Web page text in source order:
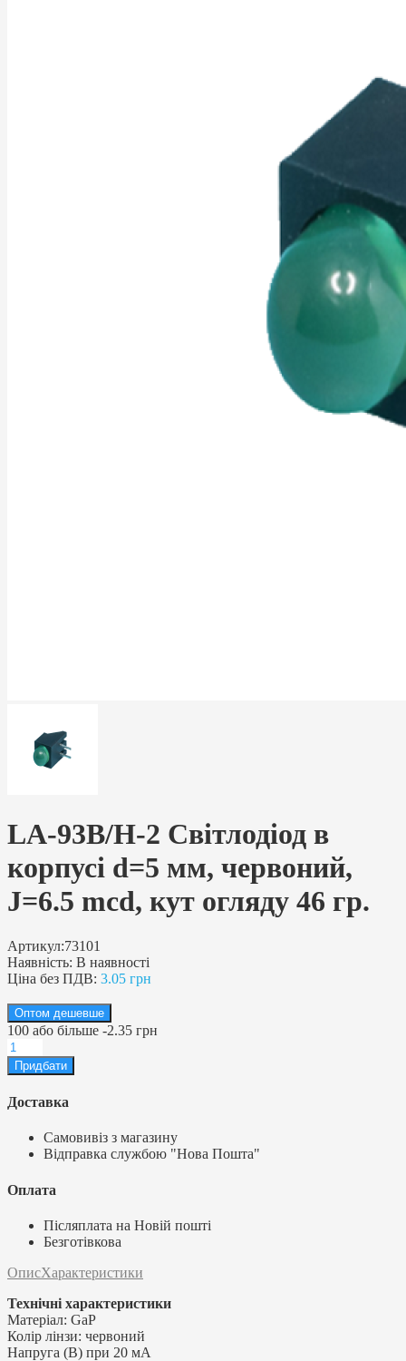
LA-93B/H-2 Світлодіод в
корпусі d=5 мм, червоний,
J=6.5 mcd, кут огляду 46 гр.
Артикул:73101
Наявність: В наявності
Ціна без ПДВ: 3.05 грн
Оптом дешевше
100 або більше -2.35 грн
Доставка
Самовивіз з магазину
Відправка службою "Нова Пошта"
Оплата
Післяплата на Новій пошті
Безготівкова
ОписХарактеристики
Технічні характеристики
Матеріал: GaP
Колір лінзи: червоний
Напруга (В) при 20 мА